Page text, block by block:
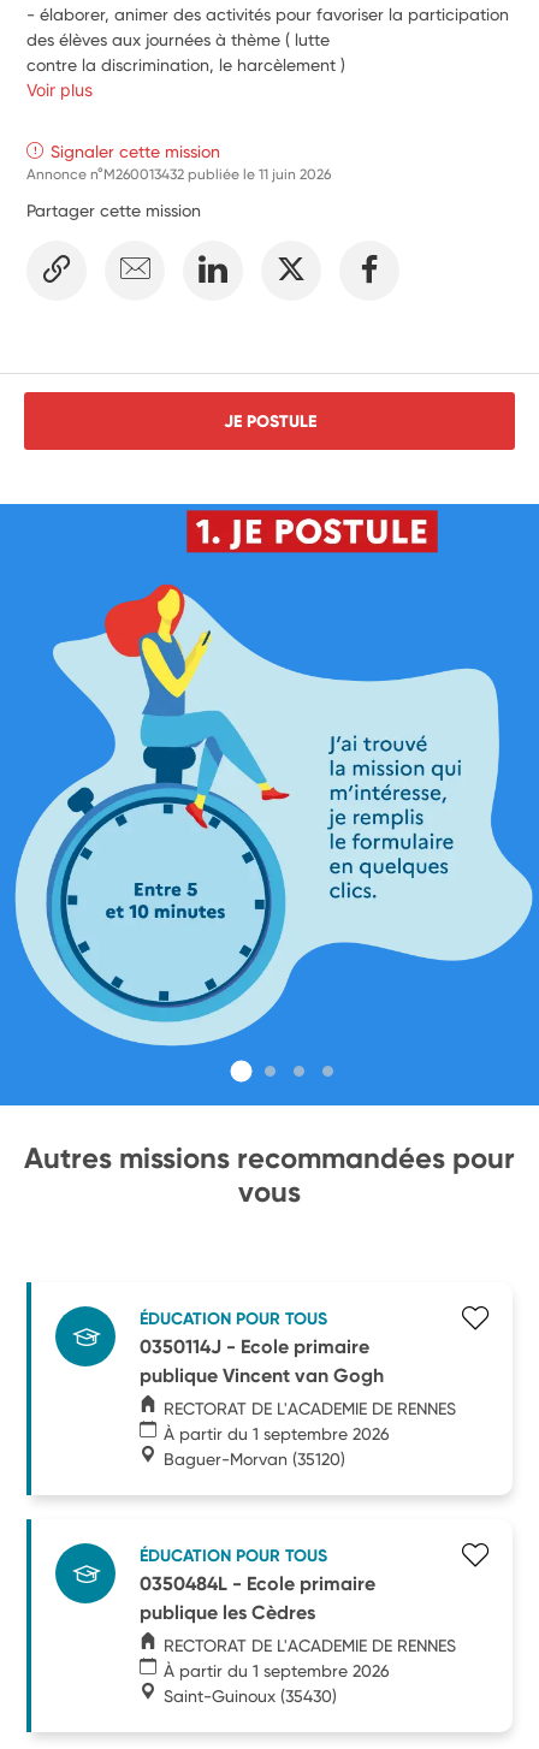
- élaborer, animer des activités pour favoriser la participation
des élèves aux journées à thème ( lutte
contre la discrimination, le harcèlement )
Voir plus
Signaler cette mission
Annonce n°M260013432 publiée le11 juin 2026
Partager cette mission
JE POSTULE
Autres missions recommandées pour
vous
ÉDUCATION POUR TOUS
0350114J - Ecole primaire
publique Vincent van Gogh
RECTORAT DE L'ACADEMIE DE RENNES
À partir du 1 septembre 2026
Baguer-Morvan (35120)
ÉDUCATION POUR TOUS
0350484L - Ecole primaire
publique les Cèdres
RECTORAT DE L'ACADEMIE DE RENNES
À partir du 1 septembre 2026
Saint-Guinoux (35430)